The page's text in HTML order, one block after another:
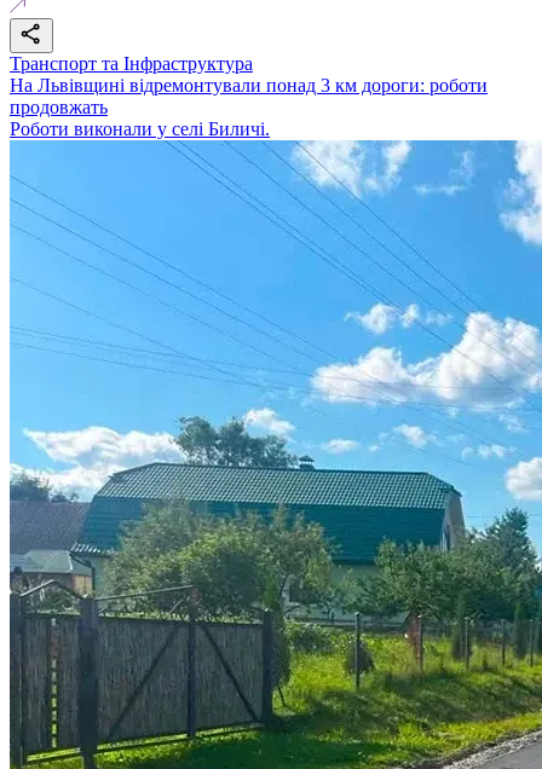
Транспорт та Інфраструктура
На Львівщині відремонтували понад 3 км дороги: роботи
продовжать
Роботи виконали у селі Биличі.